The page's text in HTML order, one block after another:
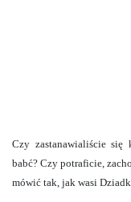
Czy zastanawialiście
babć? Czy potraficie,
mówić tak, jak wasi